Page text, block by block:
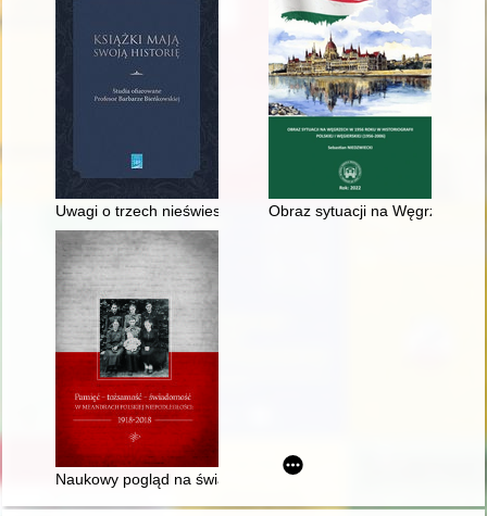
Uwagi o trzech nieświeskich ekslibrisach radziwiłłowskich ze
Obraz sytuacji na Węgrzech w
Naukowy pogląd na świat" w szkolnym przekazie